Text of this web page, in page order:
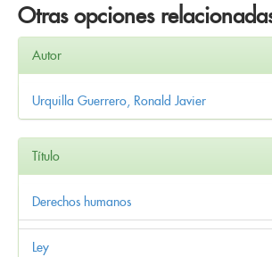
Otras opciones
Autor
Urquilla Guerrero, Ronald Javier
Título
Derechos humanos
Ley